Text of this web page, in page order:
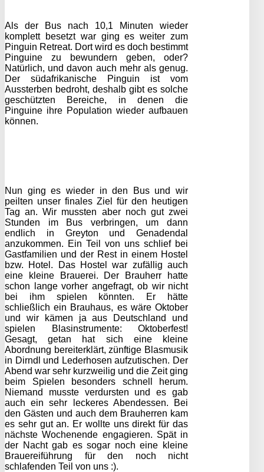
Als der Bus nach 10,1 Minuten wieder
komplett besetzt war ging es weiter zum
Pinguin Retreat. Dort wird es doch bestimmt
Pinguine zu bewundern geben, oder?
Natürlich, und davon auch mehr als genug.
Der südafrikanische Pinguin ist vom
Aussterben bedroht, deshalb gibt es solche
geschützten Bereiche, in denen die
Pinguine ihre Population wieder aufbauen
können.
Nun ging es wieder in den Bus und wir
peilten unser finales Ziel für den heutigen
Tag an. Wir mussten aber noch gut zwei
Stunden im Bus verbringen, um dann
endlich in Greyton und Genadendal
anzukommen. Ein Teil von uns schlief bei
Gastfamilien und der Rest in einem Hostel
bzw. Hotel. Das Hostel war zufällig auch
eine kleine Brauerei. Der Brauherr hatte
schon lange vorher angefragt, ob wir nicht
bei ihm spielen könnten. Er hätte
schließlich ein Brauhaus, es wäre Oktober
und wir kämen ja aus Deutschland und
spielen Blasinstrumente: Oktoberfest!
Gesagt, getan hat sich eine kleine
Abordnung bereiterklärt, zünftige Blasmusik
in Dirndl und Lederhosen aufzutischen. Der
Abend war sehr kurzweilig und die Zeit ging
beim Spielen besonders schnell herum.
Niemand musste verdursten und es gab
auch ein sehr leckeres Abendessen. Bei
den Gästen und auch dem Brauherren kam
es sehr gut an. Er wollte uns direkt für das
nächste Wochenende engagieren. Spät in
der Nacht gab es sogar noch eine kleine
Brauereiführung für den noch nicht
schlafenden Teil von uns :).